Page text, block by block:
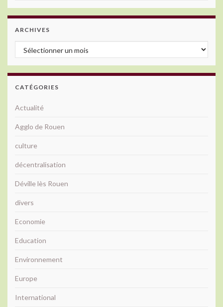
ARCHIVES
Archives
CATÉGORIES
Actualité
Agglo de Rouen
culture
décentralisation
Déville lès Rouen
divers
Economie
Education
Environnement
Europe
International